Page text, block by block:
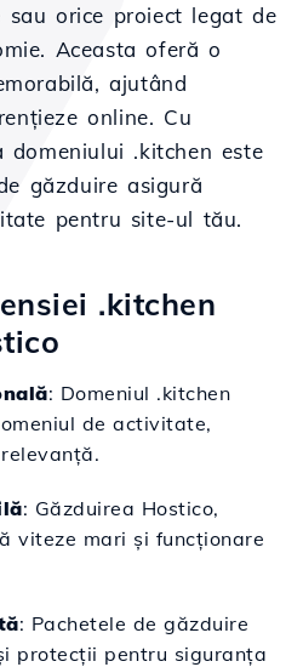
sau orice proiect legat de
Aceasta oferă o
ajutând
online. Cu
domeniului .kitchen este
găzduire asigură
pentru site-ul tău.
.kitchen
: Domeniul .kitchen
de activitate,
: Găzduirea Hostico,
viteze mari și funcționare
: Pachetele de găzduire
protecții pentru siguranța